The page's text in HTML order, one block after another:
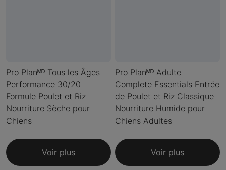
Pro Planᴹᴰ Tous les Âges
Performance 30/20
Formule Poulet et Riz
Nourriture Sèche pour
Chiens
Voir plus
Pro Planᴹᴰ Adulte
Complete Essentials Entrée
de Poulet et Riz Classique
Nourriture Humide pour
Chiens Adultes
Voir plus